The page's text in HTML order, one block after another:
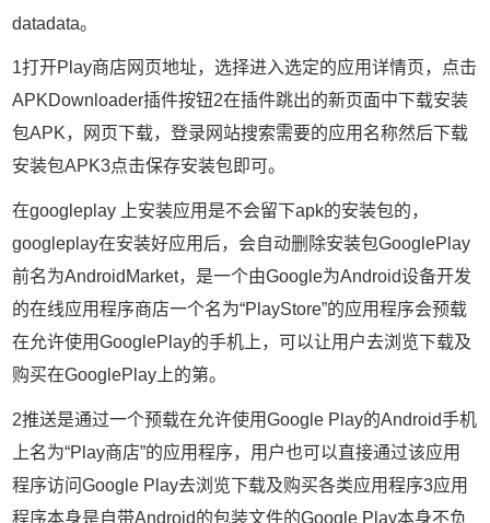
datadata。
1打开Play商店网页地址，选择进入选定的应用详情页，点击
APKDownloader插件按钮2在插件跳出的新页面中下载安装
包APK，网页下载，登录网站搜索需要的应用名称然后下载
安装包APK3点击保存安装包即可。
在googleplay 上安装应用是不会留下apk的安装包的，
googleplay在安装好应用后，会自动删除安装包GooglePlay
前名为AndroidMarket，是一个由Google为Android设备开发
的在线应用程序商店一个名为“PlayStore”的应用程序会预载
在允许使用GooglePlay的手机上，可以让用户去浏览下载及
购买在GooglePlay上的第。
2推送是通过一个预载在允许使用Google Play的Android手机
上名为“Play商店”的应用程序，用户也可以直接通过该应用
程序访问Google Play去浏览下载及购买各类应用程序3应用
程序本身是自带Android的包装文件的Google Play本身不负